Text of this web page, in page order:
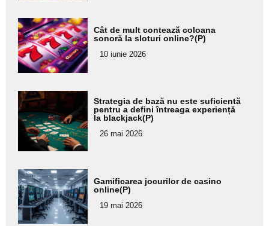
Adaugă
aici textul
pentru
subtitlu
Cât de mult contează coloana
sonoră la sloturi online?(P)
10 iunie 2026
Adaugă
aici textul
pentru
subtitlu
Strategia de bază nu este suficientă
pentru a defini întreaga experiență
la blackjack(P)
26 mai 2026
Adaugă
aici textul
pentru
subtitlu
Gamificarea jocurilor de casino
online(P)
19 mai 2026